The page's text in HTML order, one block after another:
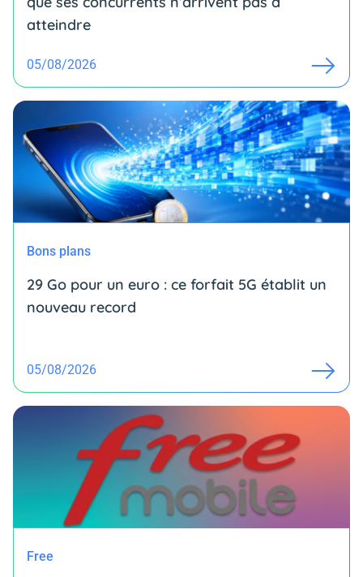
atteindre
05/08/2026
Bons plans
29 Go pour un euro : ce forfait 5G établit un
nouveau record
05/08/2026
Free